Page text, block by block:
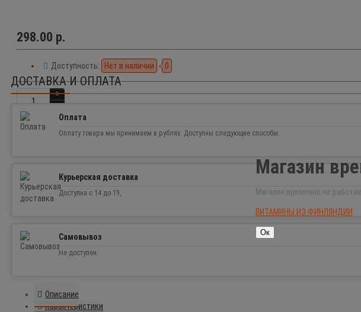
298.00 р.
Доступность: Нет в наличии 0
ДОСТАВКА И ОПЛАТА
Оплата
Оплату товара мы принимаем в рублях. Доступны следующие способы.
Курьерская доставка
Доступна с 14 до 19,
Самовывоз
Не доступен.
Описание
Характеристики
Магазин
Магазин временно не
ВИТАМИНЫ ИЗ ФИНЛЯНДИИ
Ок